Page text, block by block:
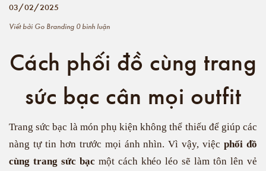
03/02/2025
Viết bởi Go Branding 0 bình luận
Cách phối đồ cùng trang
sức bạc cân mọi outfit
Trang sức bạc là món phụ kiện không thể thiếu để giúp các
nàng tự tin hơn trước mọi ánh nhìn. Vì vậy, việcphối đồ
cùng trang sức bạc một cách khéo léo sẽ làm tôn lên vẻ